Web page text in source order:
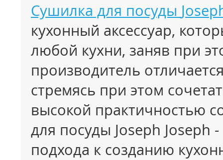
Сушилка для посуды
кухонный аксессуар,
любой кухни, заняв при
производитель
стремясь при этом
высокой практичностью
для посуды Joseph Joseph
подхода к созданию